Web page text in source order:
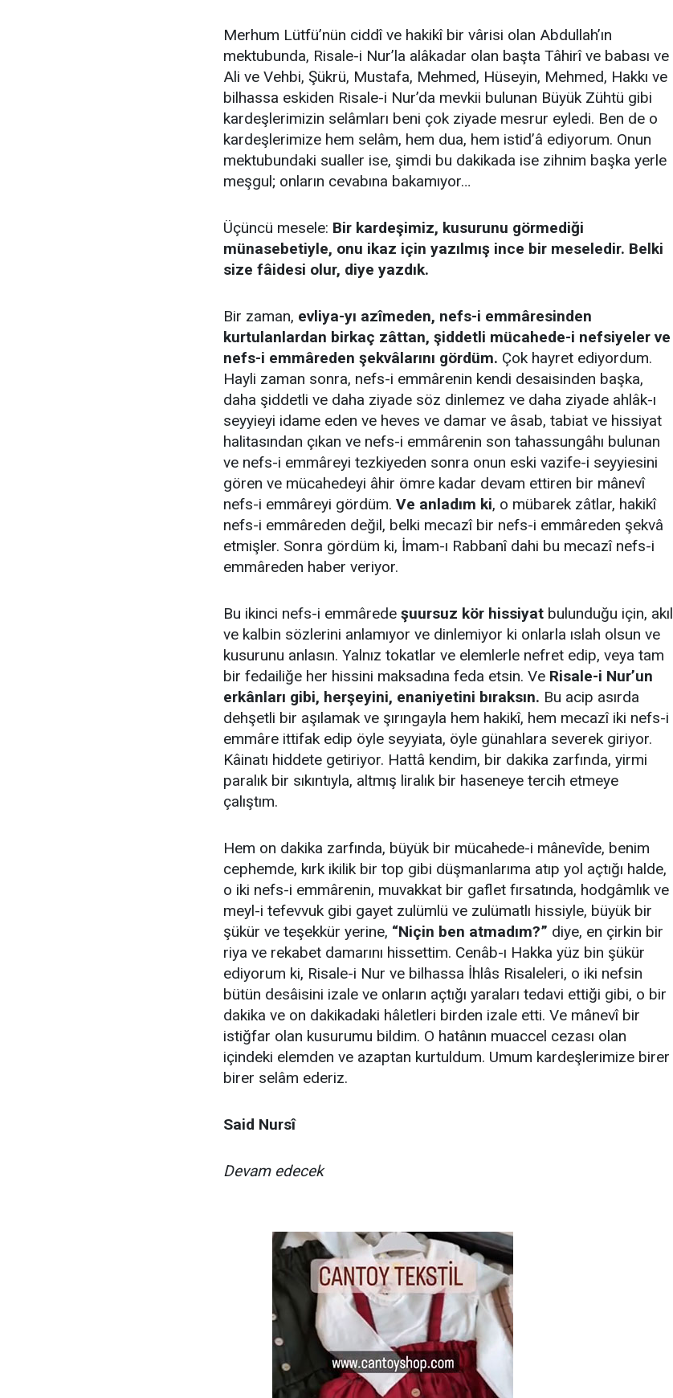
Merhum Lütfü’nün ciddî ve hakikî bir vârisi olan Abdullah’ın
mektubunda, Risale-i Nur’la alâkadar olan başta Tâhirî ve babası ve
Ali ve Vehbi, Şükrü, Mustafa, Mehmed, Hüseyin, Mehmed, Hakkı ve
bilhassa eskiden Risale-i Nur’da mevkii bulunan Büyük Zühtü gibi
kardeşlerimizin selâmları beni çok ziyade mesrur eyledi. Ben de o
kardeşlerimize hem selâm, hem dua, hem istid’â ediyorum. Onun
mektubundaki sualler ise, şimdi bu dakikada ise zihnim başka yerle
meşgul; onların cevabına bakamıyor…
Üçüncü mesele: Bir kardeşimiz, kusurunu görmediği
münasebetiyle, onu ikaz için yazılmış ince bir meseledir. Belki
size fâidesi olur, diye yazdık.
Bir zaman, evliya-yı azîmeden, nefs-i emmâresinden
kurtulanlardan birkaç zâttan, şiddetli mücahede-i nefsiyeler ve
nefs-i emmâreden şekvâlarını gördüm. Çok hayret ediyordum.
Hayli zaman sonra, nefs-i emmârenin kendi desaisinden başka,
daha şiddetli ve daha ziyade söz dinlemez ve daha ziyade ahlâk-ı
seyyieyi idame eden ve heves ve damar ve âsab, tabiat ve hissiyat
halitasından çıkan ve nefs-i emmârenin son tahassungâhı bulunan
ve nefs-i emmâreyi tezkiyeden sonra onun eski vazife-i seyyiesini
gören ve mücahedeyi âhir ömre kadar devam ettiren bir mânevî
nefs-i emmâreyi gördüm. Ve anladım ki, o mübarek zâtlar, hakikî
nefs-i emmâreden değil, belki mecazî bir nefs-i emmâreden şekvâ
etmişler. Sonra gördüm ki, İmam-ı Rabbanî dahi bu mecazî nefs-i
emmâreden haber veriyor.
Bu ikinci nefs-i emmârede şuursuz kör hissiyat bulunduğu için, akıl
ve kalbin sözlerini anlamıyor ve dinlemiyor ki onlarla ıslah olsun ve
kusurunu anlasın. Yalnız tokatlar ve elemlerle nefret edip, veya tam
bir fedailiğe her hissini maksadına feda etsin. Ve Risale-i Nur’un
erkânları gibi, herşeyini, enaniyetini bıraksın. Bu acip asırda
dehşetli bir aşılamak ve şırıngayla hem hakikî, hem mecazî iki nefs-i
emmâre ittifak edip öyle seyyiata, öyle günahlara severek giriyor.
Kâinatı hiddete getiriyor. Hattâ kendim, bir dakika zarfında, yirmi
paralık bir sıkıntıyla, altmış liralık bir haseneye tercih etmeye
çalıştım.
Hem on dakika zarfında, büyük bir mücahede-i mânevîde, benim
cephemde, kırk ikilik bir top gibi düşmanlarıma atıp yol açtığı halde,
o iki nefs-i emmârenin, muvakkat bir gaflet fırsatında, hodgâmlık ve
meyl-i tefevvuk gibi gayet zulümlü ve zulümatlı hissiyle, büyük bir
şükür ve teşekkür yerine, “Niçin ben atmadım?” diye, en çirkin bir
riya ve rekabet damarını hissettim. Cenâb-ı Hakka yüz bin şükür
ediyorum ki, Risale-i Nur ve bilhassa İhlâs Risaleleri, o iki nefsin
bütün desâisini izale ve onların açtığı yaraları tedavi ettiği gibi, o bir
dakika ve on dakikadaki hâletleri birden izale etti. Ve mânevî bir
istiğfar olan kusurumu bildim. O hatânın muaccel cezası olan
içindeki elemden ve azaptan kurtuldum. Umum kardeşlerimize birer
birer selâm ederiz.
Said Nursî
Devam edecek